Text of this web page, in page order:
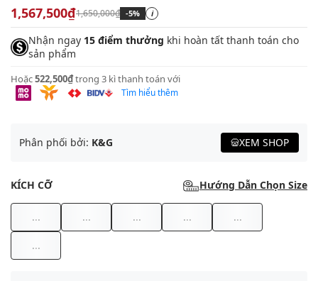
1,567,500₫1,650,000₫ -5% i
Nhận ngay 15 điểm thưởng khi hoàn tất thanh toán cho
sản phẩm
Hoặc522,500₫trong 3 kì thanh toán với
Tìm hiểu thêm
Phân phối bởi: K&G XEM SHOP
KÍCH CỠ Hướng Dẫn Chọn Size
... ... ... ... ...
...